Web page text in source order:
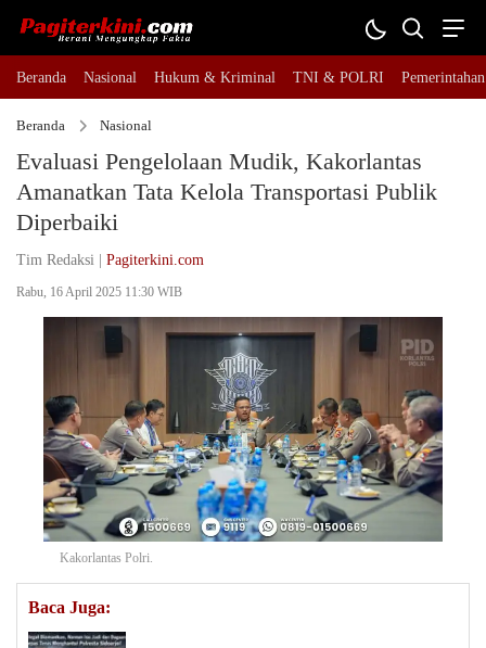
Beranda Nasional Hukum & Kriminal TNI & POLRI Pemerintahan
Beranda Nasional
Evaluasi Pengelolaan Mudik, Kakorlantas
Amanatkan Tata Kelola Transportasi Publik
Diperbaiki
Tim Redaksi | Pagiterkini.com
Rabu, 16 April 2025 11:30 WIB
Kakorlantas Polri.
Baca Juga: